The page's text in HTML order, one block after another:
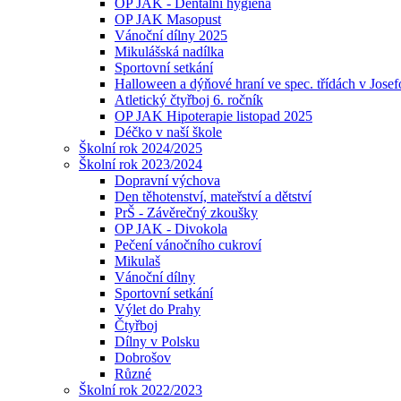
OP JAK - Dentální hygiena
OP JAK Masopust
Vánoční dílny 2025
Mikulášská nadílka
Sportovní setkání
Halloween a dýňové hraní ve spec. třídách v
Atletický čtyřboj 6. ročník
OP JAK Hipoterapie listopad 2025
Déčko v naší škole
Školní rok 2024/2025
Školní rok 2023/2024
Dopravní výchova
Den těhotenství, mateřství a dětství
PrŠ - Závěrečný zkoušky
OP JAK - Divokola
Pečení vánočního cukroví
Mikulaš
Vánoční dílny
Sportovní setkání
Výlet do Prahy
Čtyřboj
Dílny v Polsku
Dobrošov
Různé
Školní rok 2022/2023